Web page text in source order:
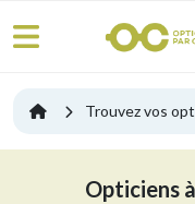
Trouvez vos
Opticiens